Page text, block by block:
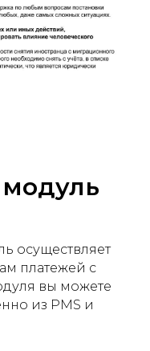
осуществляет
платежей с
вы можете
из PMS и